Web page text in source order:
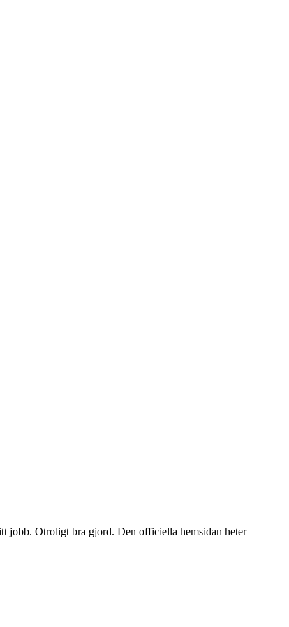
jobb. Otroligt bra gjord. Den officiella hemsidan heter